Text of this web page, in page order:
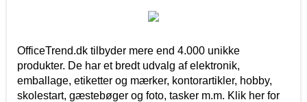
OfficeTrend.dk tilbyder mere end 4.000 unikke
produkter. De har et bredt udvalg af elektronik,
emballage, etiketter og mærker, kontorartikler, hobby,
skolestart, gæstebøger og foto, tasker m.m. Klik her for